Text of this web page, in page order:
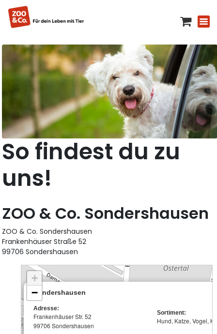
So findest du zu
uns!
ZOO & Co. Sondershausen
ZOO & Co. Sondershausen
Frankenhäuser Straße 52
99706 Sondershausen
Sondershausen
Adresse:
Frankenhäuser Str. 52
99706 Sondershausen
Sortiment:
Hund, Katze, Vogel,
+
−